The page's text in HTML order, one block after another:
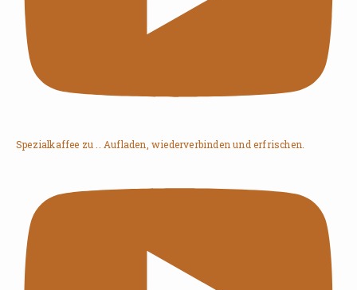
Spezialkaffee zu .. Aufladen, wiederverbinden und erfrischen.